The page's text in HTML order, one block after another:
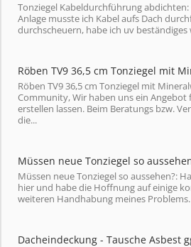
Tonziegel Kabeldurchführung abdichten:
Anlage musste ich Kabel aufs Dach
durchscheuern, habe ich uv beständiges
Röben TV9 36,5 cm Tonziegel mit
Röben TV9 36,5 cm Tonziegel mit
Community, Wir haben uns ein Angebot
erstellen lassen. Beim Beratungs bzw.
die...
Müssen neue Tonziegel so
Müssen neue Tonziegel so aussehen?:
hier und habe die Hoffnung auf einige
weiteren Handhabung meines
Dacheindeckung - Tausche Asbest